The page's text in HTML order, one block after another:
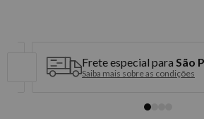
Frete especial para São
Saiba mais sobre as condições